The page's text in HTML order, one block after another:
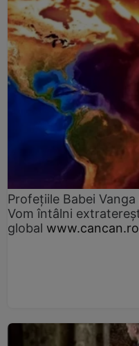
Profețiile Babei
Vom întâlni
global www.cancan.ro